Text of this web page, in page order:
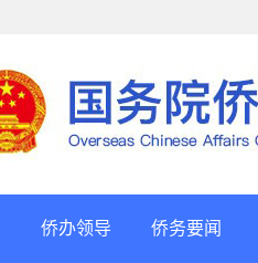
侨办领导 侨务要闻